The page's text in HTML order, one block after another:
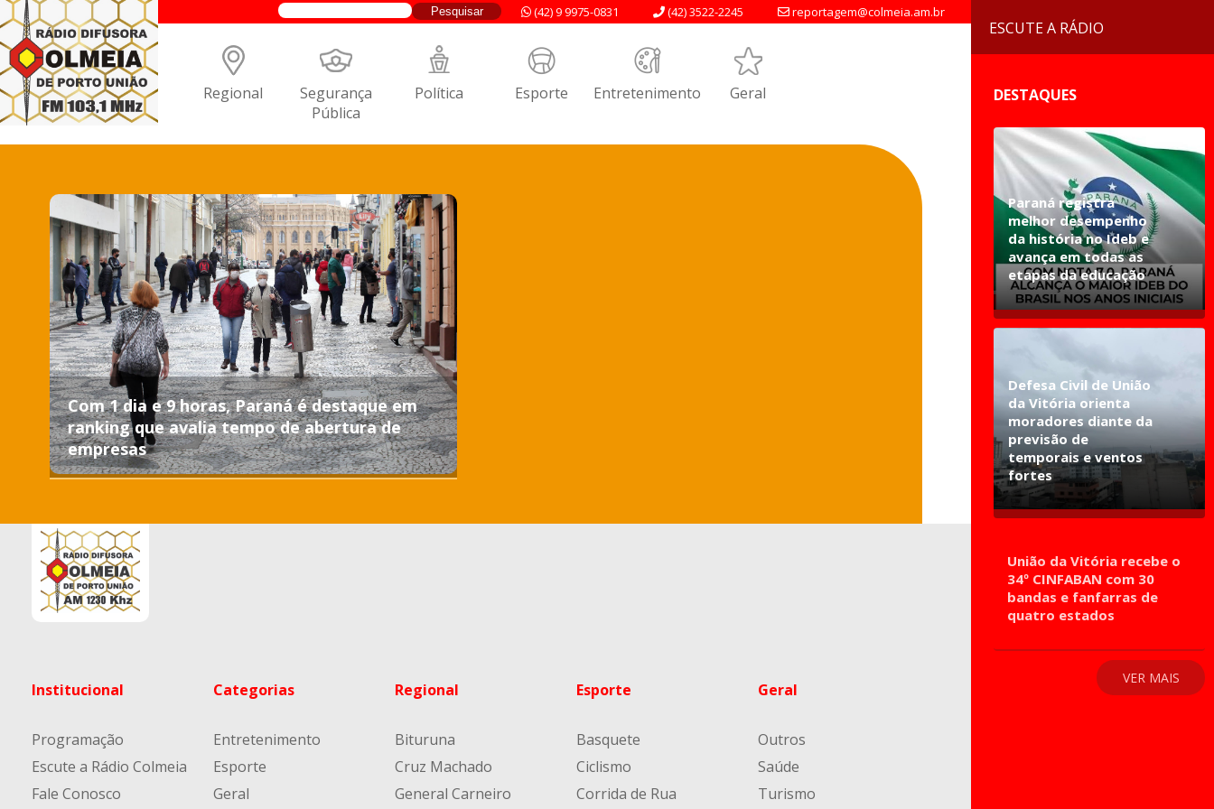
reportagem@colmeia.am.br
(42) 3522-2245
(42) 9 9975-0831
Regional Segurança
Pública
Política Esporte Entretenimento Geral
Com 1 dia e 9 horas, Paraná é destaque em
ranking que avalia tempo de abertura de
empresas
Institucional
Programação
Escute a Rádio Colmeia
Fale Conosco
Categorias
Entretenimento
Esporte
Geral
Regional
Bituruna
Cruz Machado
General Carneiro
Esporte
Basquete
Ciclismo
Corrida de Rua
Geral
Outros
Saúde
Turismo
ESCUTE A RÁDIO
DESTAQUES
Paraná registra
melhor desempenho
da história no Ideb e
avança em todas as
etapas da educação
Defesa Civil de União
da Vitória orienta
moradores diante da
previsão de
temporais e ventos
fortes
União da Vitória recebe o
34º CINFABAN com 30
bandas e fanfarras de
quatro estados
VER MAIS